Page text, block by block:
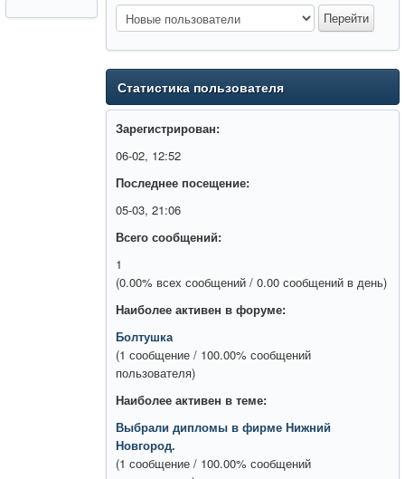
Статистика пользователя
Зарегистрирован:
06-02, 12:52
Последнее посещение:
05-03, 21:06
Всего сообщений:
1
(0.00% всех сообщений / 0.00 сообщений в день)
Наиболее активен в форуме:
Болтушка
(1 сообщение / 100.00% сообщений
пользователя)
Наиболее активен в теме:
Выбрали дипломы в фирме Нижний
Новгород.
(1 сообщение / 100.00% сообщений